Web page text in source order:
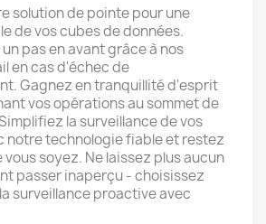
solution de pointe pour une
de vos cubes de données.
pas en avant grâce à nos
en cas d'échec de
Gagnez en tranquillité d'esprit
vos opérations au sommet de
la surveillance de vos
notre technologie fiable et restez
vous soyez. Ne laissez plus aucun
passer inaperçu - choisissez
surveillance proactive avec